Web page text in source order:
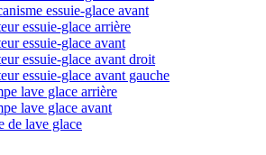
essuie-glace avant
essuie-glace arrière
essuie-glace avant
essuie-glace avant droit
essuie-glace avant gauche
lave glace arrière
lave glace avant
de lave glace